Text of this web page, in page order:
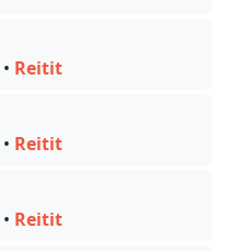
• Reitit
• Reitit
• Reitit